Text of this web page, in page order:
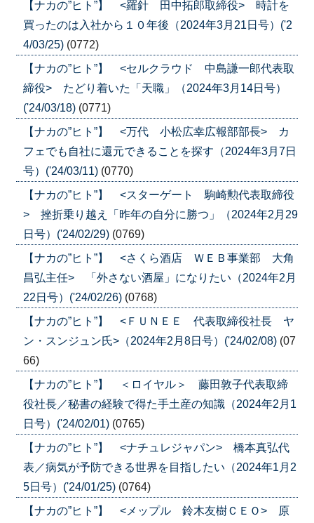
【ナカの”ヒト”】 <羅針 田中拓郎取締役> 時計を
買ったのは入社から１０年後（2024年3月21日号）('2
4/03/25) (0772)
【ナカの”ヒト”】 <セルクラウド 中島謙一郎代表取
締役> たどり着いた「天職」（2024年3月14日号）
('24/03/18) (0771)
【ナカの”ヒト”】 <万代 小松広幸広報部部長> カ
フェでも自社に還元できることを探す（2024年3月7日
号）('24/03/11) (0770)
【ナカの”ヒト”】 <スターゲート 駒崎勲代表取締役
> 挫折乗り越え「昨年の自分に勝つ」（2024年2月29
日号）('24/02/29) (0769)
【ナカの”ヒト”】 <さくら酒店 ＷＥＢ事業部 大角
昌弘主任> 「外さない酒屋」になりたい（2024年2月
22日号）('24/02/26) (0768)
【ナカの”ヒト”】 <ＦＵＮＥＥ 代表取締役社長 ヤ
ン・スンジュン氏>（2024年2月8日号）('24/02/08) (07
66)
【ナカの”ヒト”】 ＜ロイヤル＞ 藤田敦子代表取締
役社長／秘書の経験で得た手土産の知識（2024年2月1
日号）('24/02/01) (0765)
【ナカの”ヒト”】 <ナチュレジャパン> 橋本真弘代
表／病気が予防できる世界を目指したい（2024年1月2
5日号）('24/01/25) (0764)
【ナカの”ヒト”】 <メップル 鈴木友樹ＣＥＯ> 原